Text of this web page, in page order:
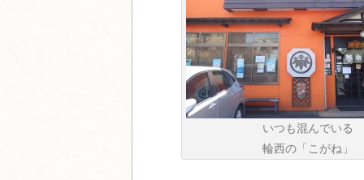
いつも混んでいる
輪西の「こがね」